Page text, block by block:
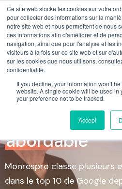
Ce site web stocke les cookies sur votre
pour collecter des informations sur la
notre site web et nous permettent de nous
ces informations afin d'améliorer et de
navigation, ainsi que pour l'analyse et les
visiteurs à la fois sur ce site web et sur
sur les cookies que nous utilisons,
confidentialité.
If you decline, your information won’t
website. A single cookie will be used in
your preference not to be tracked.
Accept
Agence de
abordable
Monrespro classe plusieurs
dans le top 10 de Google